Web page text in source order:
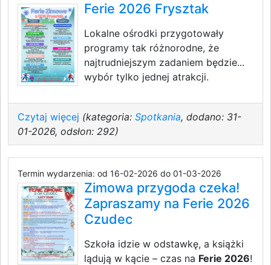
Ferie 2026 Frysztak
Lokalne ośrodki przygotowały
programy tak różnorodne, że
najtrudniejszym zadaniem będzie...
wybór tylko jednej atrakcji.
Czytaj więcej (kategoria: Spotkania, dodano: 31-
01-2026, odsłon: 292)
Termin wydarzenia: od 16-02-2026 do 01-03-2026
Zimowa przygoda czeka!
Zapraszamy na Ferie 2026
Czudec
Szkoła idzie w odstawkę, a książki
lądują w kącie – czas na Ferie 2026!